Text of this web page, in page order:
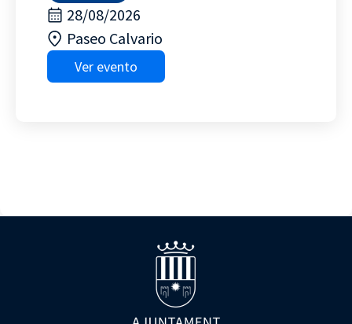
28/08/2026
Paseo Calvario
Ver evento